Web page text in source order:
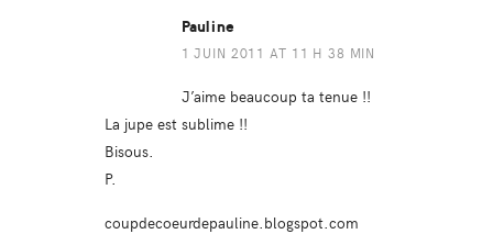
Pauline
1 JUIN 2011 AT 11 H 38 MIN
J’aime beaucoup ta tenue !!
La jupe est sublime !!
Bisous.
P.
coupdecoeurdepauline.blogspot.com